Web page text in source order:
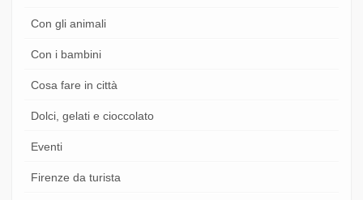
Con gli animali
Con i bambini
Cosa fare in città
Dolci, gelati e cioccolato
Eventi
Firenze da turista